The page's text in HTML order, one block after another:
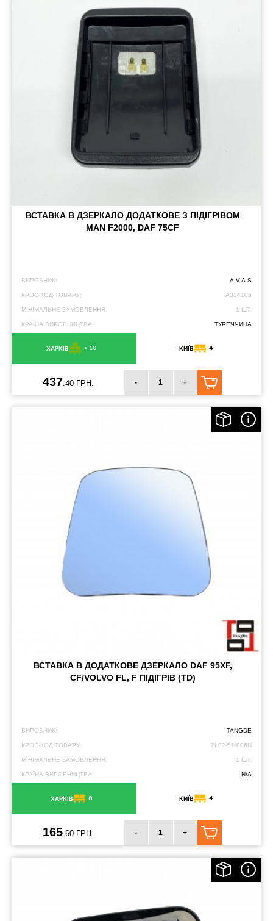
Запчастини
Інструменти
Оснащення причепів
Автономне опалення та кондиціонування
Стяжні ремені та троси
ВСТАВКА В ДЗЕРКАЛО ДОДАТКОВЕ З ПІДІГРІВОМ
MAN F2000, DAF 75CF
ВИРОБНИК: A.V.A.S
КРОС-КОД ТОВАРУ: A034105
МІНІМАЛЬНЕ ЗАМОВЛЕННЯ: 1 ШТ.
КРАЇНА ВИРОБНИЦТВА: ТУРЕЧЧИНА
ХАРКІВ > 10 КИЇВ 4
437 .40 ГРН. - +
ВСТАВКА В ДОДАТКОВЕ ДЗЕРКАЛО DAF 95XF,
CF/VOLVO FL, F ПІДІГРІВ (TD)
ВИРОБНИК: TANGDE
КРОС-КОД ТОВАРУ: ZL02-51-006H
МІНІМАЛЬНЕ ЗАМОВЛЕННЯ: 1 ШТ.
КРАЇНА ВИРОБНИЦТВА: N/A
ХАРКІВ 8 КИЇВ 4
165.60 ГРН. - +